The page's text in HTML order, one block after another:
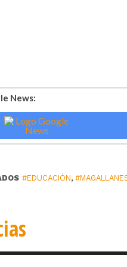
News:
#EDUCACIÓN,